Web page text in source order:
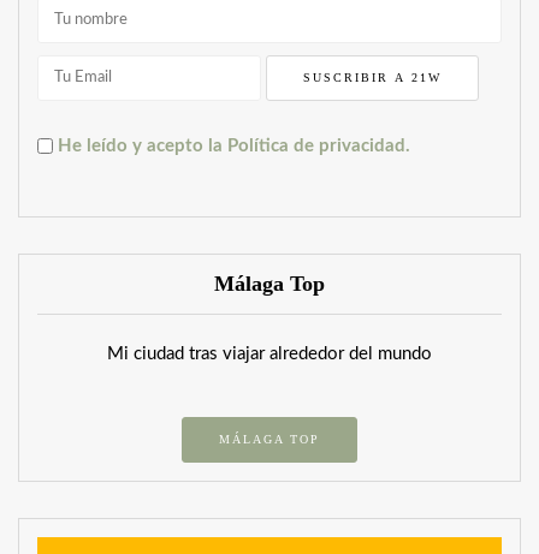
He leído y acepto la Política de privacidad.
Málaga Top
Mi ciudad tras viajar alrededor del mundo
MÁLAGA TOP